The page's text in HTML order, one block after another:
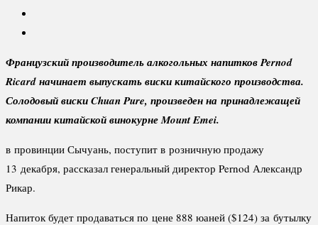
Французский производитель алкогольных напитков Pernod
Ricard начинает выпускать виски китайского производства.
Солодовый виски Chuan Pure, произведен на принадлежащей
компании китайской винокурне Mount Emei.
в провинции Сычуань, поступит в розничную продажу
13 декабря, рассказал генеральный директор Pernod Александр
Рикар.
Напиток будет продаваться по цене 888 юаней ($124) за бутылку